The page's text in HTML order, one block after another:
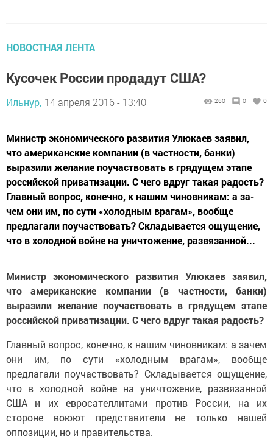
НОВОСТНАЯ ЛЕНТА
Кусочек России продадут США?
Ильнур, 14 апреля 2016 - 13:40 260 0 0
Министр экономического развития Улюкаев заявил,
что американские компании (в частности, банки)
вырази­ли желание поучаствовать в грядущем этапе
российской приватизации. С чего вдруг такая радость?
Главный вопрос, конеч­но, к нашим чи­новникам: а за­
чем они им, по сути «холодным врагам», вооб­ще
предлагали поучаствовать? Складывает­ся ощущение,
что в холодной войне на унич­тожение, развязанной...
Министр экономического развития Улюкаев заявил,
что американские компании (в частности, банки)
вырази­ли желание поучаствовать в грядущем этапе
российской приватизации. С чего вдруг такая радость?
Главный вопрос, конеч­но, к нашим чи­новникам: а за­чем
они им, по сути «холодным врагам», вооб­ще
предлагали поучаствовать? Складывает­ся ощущение,
что в холодной войне на унич­тожение, развязанной
США и их евросателлитами против России, на их
стороне воюют представители не только нашей
оппозиции, но и правительства.